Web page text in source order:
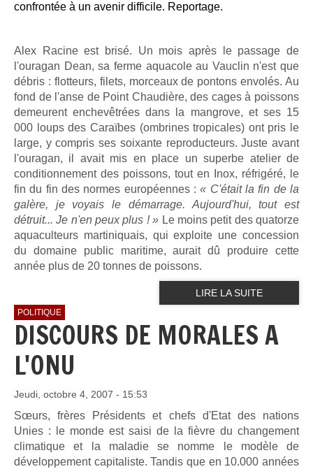
confrontée à un avenir difficile. Reportage.
Alex Racine est brisé. Un mois après le passage de
l'ouragan Dean, sa ferme aquacole au Vauclin n'est que
débris : flotteurs, filets, morceaux de pontons envolés. Au
fond de l'anse de Point Chaudière, des cages à poissons
demeurent enchevêtrées dans la mangrove, et ses 15
000 loups des Caraïbes (ombrines tropicales) ont pris le
large, y compris ses soixante reproducteurs. Juste avant
l'ouragan, il avait mis en place un superbe atelier de
conditionnement des poissons, tout en Inox, réfrigéré, le
fin du fin des normes européennes :« C'était la fin de la
galère, je voyais le démarrage. Aujourd'hui, tout est
détruit... Je n'en peux plus ! » Le moins petit des quatorze
aquaculteurs martiniquais, qui exploite une concession
du domaine public maritime, aurait dû produire cette
année plus de 20 tonnes de poissons.
LIRE LA SUITE
POLITIQUE
DISCOURS DE MORALES A
L'ONU
Jeudi, octobre 4, 2007 - 15:53
Sœurs, frères Présidents et chefs d'Etat des nations
Unies : le monde est saisi de la fièvre du changement
climatique et la maladie se nomme
le modèle de
développement capitaliste. Tandis que en 10.000 années